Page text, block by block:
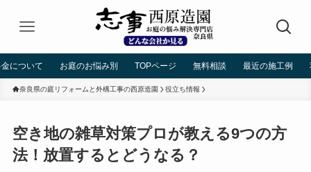
について お庭のお悩み別 TOPページ 無料相談 最近の施工例
奈良県の庭リフォームと外構工事の西原造園 役立ち情報
空き地の雑草対策プロが教える9つの方
法！放置するとどうなる？